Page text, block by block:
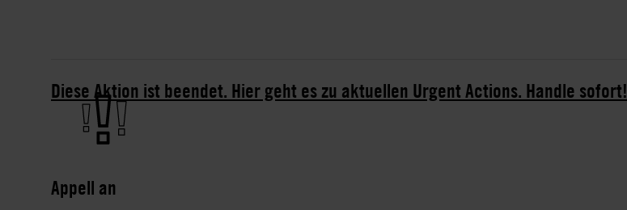
Diese Aktion ist beendet. Hier geht es zu aktuellen Urgent Actions. Handle sofort!
Appell an